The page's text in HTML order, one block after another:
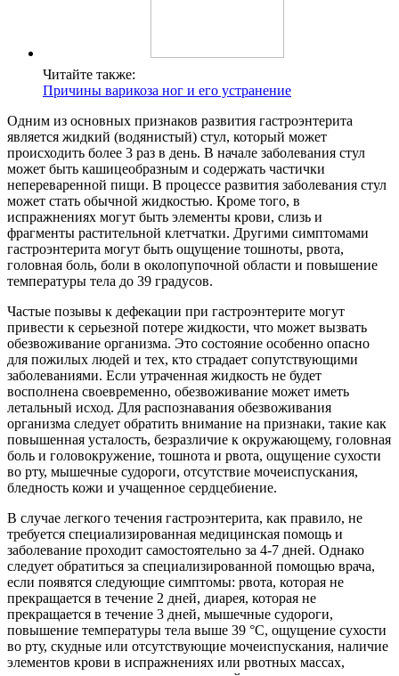
Читайте также:
Причины варикоза ног и его устранение
Одним из основных признаков развития гастроэнтерита
является жидкий (водянистый) стул, который может
происходить более 3 раз в день. В начале заболевания стул
может быть кашицеобразным и содержать частички
непереваренной пищи. В процессе развития заболевания стул
может стать обычной жидкостью. Кроме того, в
испражнениях могут быть элементы крови, слизь и
фрагменты растительной клетчатки. Другими симптомами
гастроэнтерита могут быть ощущение тошноты, рвота,
головная боль, боли в околопупочной области и повышение
температуры тела до 39 градусов.
Частые позывы к дефекации при гастроэнтерите могут
привести к серьезной потере жидкости, что может вызвать
обезвоживание организма. Это состояние особенно опасно
для пожилых людей и тех, кто страдает сопутствующими
заболеваниями. Если утраченная жидкость не будет
восполнена своевременно, обезвоживание может иметь
летальный исход. Для распознавания обезвоживания
организма следует обратить внимание на признаки, такие как
повышенная усталость, безразличие к окружающему, головная
боль и головокружение, тошнота и рвота, ощущение сухости
во рту, мышечные судороги, отсутствие мочеиспускания,
бледность кожи и учащенное сердцебиение.
В случае легкого течения гастроэнтерита, как правило, не
требуется специализированная медицинская помощь и
заболевание проходит самостоятельно за 4-7 дней. Однако
следует обратиться за специализированной помощью врача,
если появятся следующие симптомы: рвота, которая не
прекращается в течение 2 дней, диарея, которая не
прекращается в течение 3 дней, мышечные судороги,
повышение температуры тела выше 39 °C, ощущение сухости
во рту, скудные или отсутствующие мочеиспускания, наличие
элементов крови в испражнениях или рвотных массах,